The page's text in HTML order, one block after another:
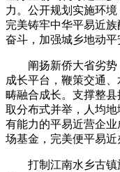
力。公开规划实施环
完美铸牢中华平易近
奋斗，加强城乡地动平
阐扬新侨大省劣势
成长平台，鞭策交通
畴融合成长。支撑整
取分布式并举，人均
有能力的平易近营企
场基金，完美便平易近
打制江南水乡古镇